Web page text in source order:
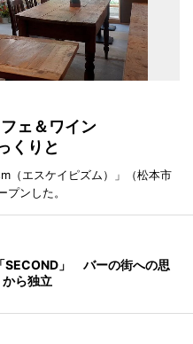
ェ＆ワイン
くりと
（エスケイピズム）」（松本市
ンした。
SECOND」 バーの街への思
ら独立